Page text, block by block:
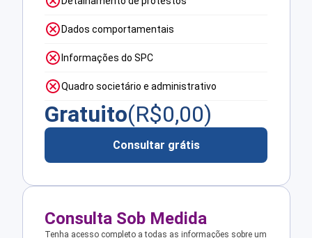
Dados comportamentais
Informações do SPC
Quadro societário e administrativo
Gratuito(R$0,00)
Consultar grátis
Consulta Sob Medida
Tenha acesso completo a todas as informações sobre um